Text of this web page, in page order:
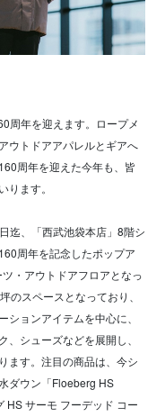
周年を迎えます。ロープメ
ウトドアアパレルとギアへ
周年を迎えた今年も、皆
ます。
迄、「西武池袋本店」8階シ
周年を記念したポップア
・アウトドアフロアとなっ
のスペースとなっており、
ョンアイテムを中心に、
シューズなどを展開し、
ます。注目の商品は、今シ
ダウン「Floeberg HS
HS サーモ フーデッド コー